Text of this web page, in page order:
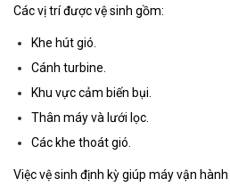
Các vị trí được vệ sinh gồm:
Khe hút gió.
Cánh turbine.
Khu vực cảm biến bụi.
Thân máy và lưới lọc.
Các khe thoát gió.
Việc vệ sinh định kỳ giúp máy vận